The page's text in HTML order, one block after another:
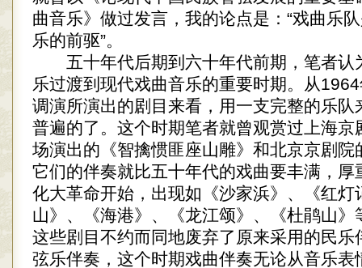
曲音乐》做过发言，我的论点是：“戏曲乐
乐的前驱”。
五十年代后期到六十年代前期，笔者认
乐过渡到现代戏曲音乐的重要时期。从
调演所演出的剧目来看，用一支完整的乐队
普遍的了。这个时期笔者就曾观赏过上海京
场演出的《智擒惯匪座山雕》和北京京剧院
它们的伴奏就比五十年代的戏曲要丰满，厚
化大革命开始，出现如《沙家浜》、《红灯
山》、《海港》、《龙江颂》、《杜鹃山》
这些剧目不约而同地废弃了原来采用的民乐
弦乐伴奏，这个时期戏曲伴奏无论从音乐表